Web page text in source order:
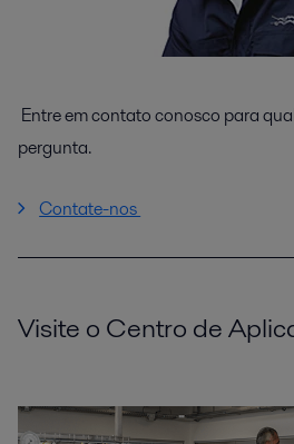
Entre em contato conosco para
pergunta.
Contate-nos
Visite o Centro de